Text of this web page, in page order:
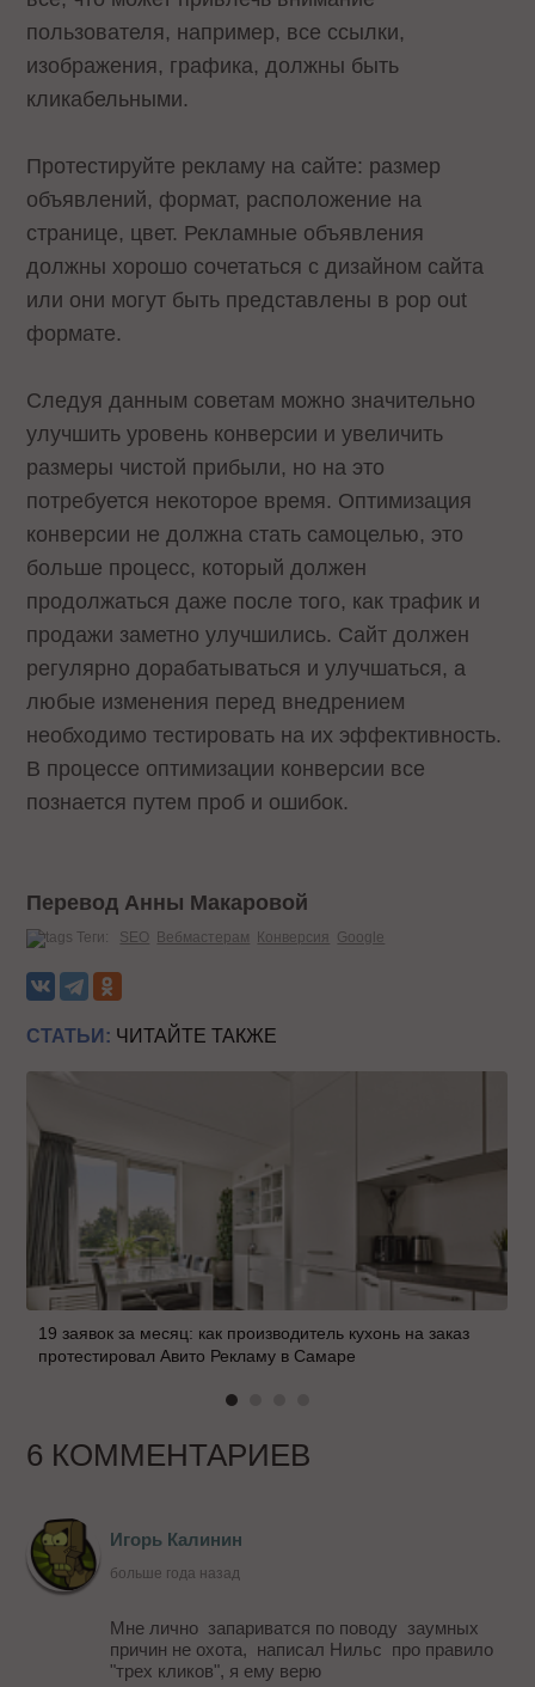
пользователя, например, все ссылки,
изображения, графика, должны быть
кликабельными.
Протестируйте рекламу на сайте: размер
объявлений, формат, расположение на
странице, цвет. Рекламные объявления
должны хорошо сочетаться с дизайном сайта
или они могут быть представлены в pop out
формате.
Следуя данным советам можно значительно
улучшить уровень конверсии и увеличить
размеры чистой прибыли, но на это
потребуется некоторое время. Оптимизация
конверсии не должна стать самоцелью, это
больше процесс, который должен
продолжаться даже после того, как трафик и
продажи заметно улучшились. Сайт должен
регулярно дорабатываться и улучшаться, а
любые изменения перед внедрением
необходимо тестировать на их эффективность.
В процессе оптимизации конверсии все
познается путем проб и ошибок.
Перевод Анны Макаровой
Теги: SEO Вебмастерам Конверсия Google
СТАТЬИ: ЧИТАЙТЕ ТАКЖЕ
19 заявок за месяц: как производитель кухонь на заказ
протестировал Авито Рекламу в Самаре
6 КОММЕНТАРИЕВ
Игорь Калинин
больше года назад
Мне лично запариватся по поводу заумных
причин не охота, написал Нильс про правило
"трех кликов", я ему верю